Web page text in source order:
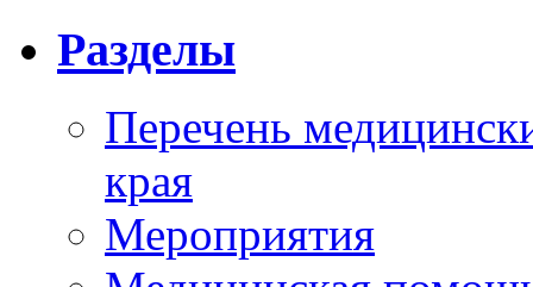
Разделы
Перечень
края
Мероприятия